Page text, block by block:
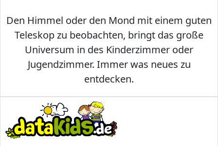
Den Himmel oder den Mond mit einem guten
Teleskop zu beobachten, bringt das große
Universum in des Kinderzimmer oder
Jugendzimmer. Immer was neues zu
entdecken.